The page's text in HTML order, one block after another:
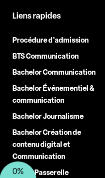
Liens rapides
Procédure d'admission
BTS Communication
Bachelor Communication
Bachelor Événementiel &
communication
Bachelor Journalisme
Bachelor Création de
contenu digital et
Communication
Année Passerelle
0%